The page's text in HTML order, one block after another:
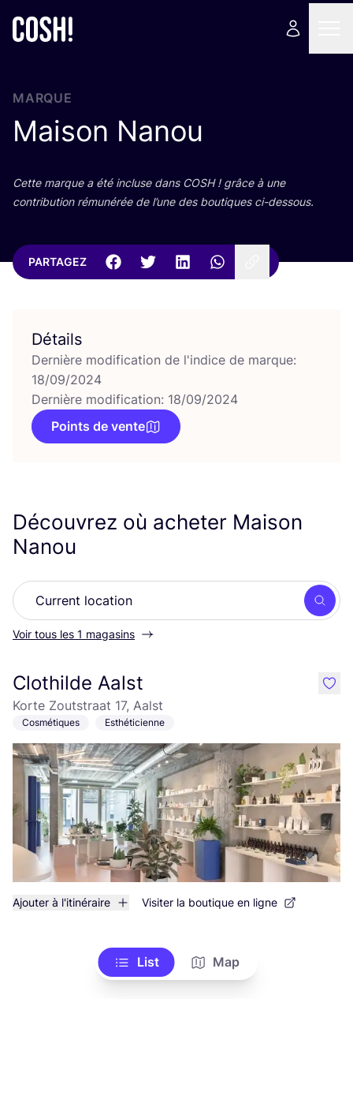
MARQUE
Maison Nanou
Cette marque a été incluse dans COSH! grâce à une
contri­bu­tion rému­né­rée de l’une des bou­tiques ci-dessous.
PARTAGEZ
Détails
Dernière modification de l'indice de marque:
18/09/2024
Dernière modification: 18/09/2024
Points de vente
Découvrez où acheter Maison
Nanou
Voir tous les 1 magasins
Clothilde Aalst
Korte Zoutstraat 17, Aalst
Cosmétiques Esthéticienne
Ajouter à l'itinéraire Visiter la boutique en ligne
like
List Map